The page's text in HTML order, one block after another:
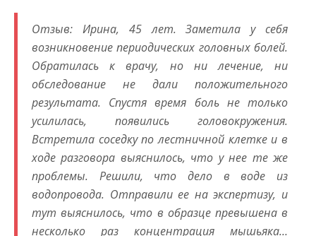
Отзыв: Ирина, 45 лет. Заметила у себя
возникновение периодических головных болей.
Обратилась к врачу, но ни лечение, ни
обследование не дали положительного
результата. Спустя время боль не только
усилилась, появились головокружения.
Встретила соседку по лестничной клетке и в
ходе разговора выяснилось, что у нее те же
проблемы. Решили, что дело в воде из
водопровода. Отправили ее на экспертизу, и
тут выяснилось, что в образце превышена в
несколько раз концентрация мышьяка…